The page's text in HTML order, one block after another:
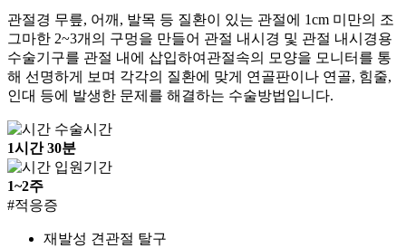
관절경 무릎, 어깨, 발목 등 질환이 있는 관절에 1cm 미만의 조
그마한 2~3개의 구멍을 만들어 관절 내시경 및 관절 내시경용
수술기구를 관절 내에 삽입하여관절속의 모양을 모니터를 통
해 선명하게 보며 각각의 질환에 맞게 연골판이나 연골, 힘줄,
인대 등에 발생한 문제를 해결하는 수술방법입니다.
수술시간
1시간 30분
입원기간
1~2주
#적응증
재발성 견관절 탈구